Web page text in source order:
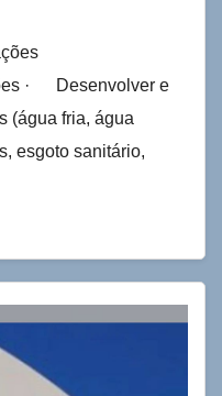
· Desenvolver e
(água fria, água
esgoto sanitário,